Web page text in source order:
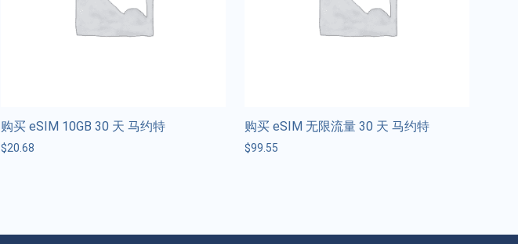
购买 eSIM 10GB 30 天 马约特
$20.68
购买 eSIM 无限流量 30 天 马约特
$99.55